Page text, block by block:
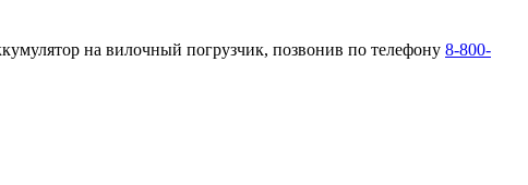
на вилочный погрузчик, позвонив по телефону 8-800-